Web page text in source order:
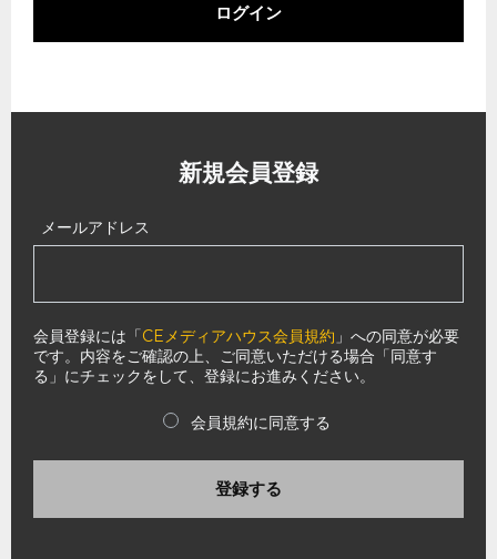
ログイン
新規会員登録
メールアドレス
会員登録には「CEメディアハウス会員規約 」への同意が必要
です。内容をご確認の上、ご同意いただける場合「同意す
る」にチェックをして、登録にお進みください。
会員規約に同意する
登録する